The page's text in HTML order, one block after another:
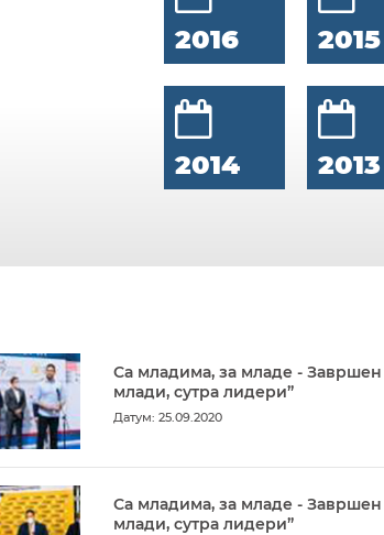
2016 2015
2014 2013
Са младима, за младе - Завршен
млади, сутра лидери”
Датум: 25.09.2020
Са младима, за младе - Завршен
млади, сутра лидери”